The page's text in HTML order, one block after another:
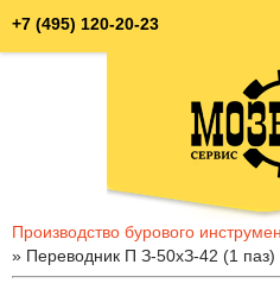
+7 (495) 120-20-23
Производство бурового
» Переводник П З-50хЗ-42 (1 паз)